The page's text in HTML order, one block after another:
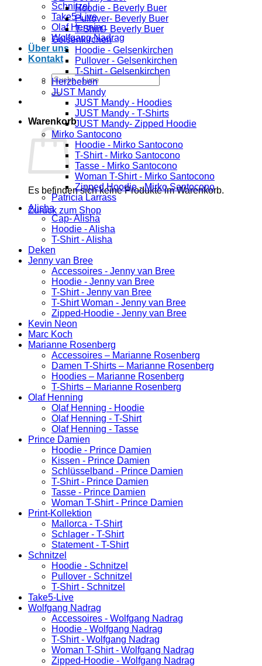
Schnitzel
Take5-Live
Olaf Henning
Wolfgang Nadrag
Über uns
Kontakt
Suchen
nach:
Warenkorb
Es befinden sich keine Produkte im Warenkorb.
Zurück zum Shop
Hoodie - Beverly Buer
Pullover- Beverly Buer
T-Shirt - Beverly Buer
Gelsenkirchen
Hoodie - Gelsenkirchen
Pullover - Gelsenkirchen
T-Shirt - Gelsenkirchen
Herzbeben
JUST Mandy
JUST Mandy - Hoodies
JUST Mandy - T-Shirts
JUST Mandy- Zipped Hoodie
Mirko Santocono
Hoodie - Mirko Santocono
T-Shirt - Mirko Santocono
Tasse - Mirko Santocono
Woman T-Shirt - Mirko Santocono
Zipped Hoodie - Mirko Santocono
Patricia Larrass
Alisha
Cap- Alisha
Hoodie - Alisha
T-Shirt - Alisha
Deken
Jenny van Bree
Accessoires - Jenny van Bree
Hoodie - Jenny van Bree
T-Shirt - Jenny van Bree
T-Shirt Woman - Jenny van Bree
Zipped-Hoodie - Jenny van Bree
Kevin Neon
Marc Koch
Marianne Rosenberg
Accessoires – Marianne Rosenberg
Damen T-Shirts – Marianne Rosenberg
Hoodies – Marianne Rosenberg
T-Shirts – Marianne Rosenberg
Olaf Henning
Olaf Henning - Hoodie
Olaf Henning - T-Shirt
Olaf Henning - Tasse
Prince Damien
Hoodie - Prince Damien
Kissen - Prince Damien
Schlüsselband - Prince Damien
T-Shirt - Prince Damien
Tasse - Prince Damien
Woman T-Shirt - Prince Damien
Print-Kollektion
Mallorca - T-Shirt
Schlager - T-Shirt
Statement - T-Shirt
Schnitzel
Hoodie - Schnitzel
Pullover - Schnitzel
T-Shirt - Schnitzel
Take5-Live
Wolfgang Nadrag
Accessoires - Wolfgang Nadrag
Hoodie - Wolfgang Nadrag
T-Shirt - Wolfgang Nadrag
Woman T-Shirt - Wolfgang Nadrag
Zipped-Hoodie - Wolfgang Nadrag